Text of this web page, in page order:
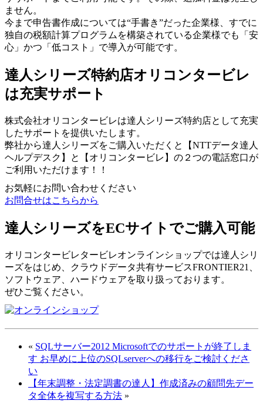
ません。
今まで申告書作成については“手書き”だった企業様、すでに
独自の税額計算プログラムを構築されている企業様でも「安
心」かつ「低コスト」で導入が可能です。
達人シリーズ特約店オリコンタービレ
は充実サポート
株式会社オリコンタービレは達人シリーズ特約店として充実
したサポートを提供いたします。
弊社から達人シリーズをご購入いただくと【NTTデータ達人
ヘルプデスク】と【オリコンタービレ】の２つの電話窓口が
ご利用いただけます！！
お気軽にお問い合わせください
お問合せはこちらから
達人シリーズをECサイトでご購入可能
オリコンタービレタービレオンラインショップでは達人シリ
ーズをはじめ、クラウドデータ共有サービスFRONTIER21、
ソフトウェア、ハードウェアを取り扱っております。
ぜひご覧ください。
« SQLサーバー2012 Microsoftでのサポートが終了しま
す お早めに上位のSQLserverへの移行をご検討くださ
い
【年末調整・法定調書の達人】作成済みの顧問先デー
タ全体を複写する方法 »